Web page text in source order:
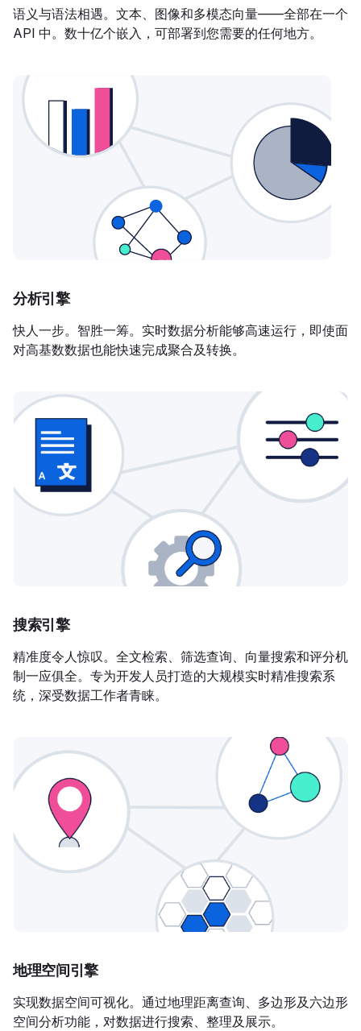
语义与语法相遇。文本、图像和多模态向量——全部在一个
API 中。数十亿个嵌入，可部署到您需要的任何地方。
分析引擎
快人一步。智胜一筹。实时数据分析能够高速运行，即使面
对高基数数据也能快速完成聚合及转换。
搜索引擎
精准度令人惊叹。全文检索、筛选查询、向量搜索和评分机
制一应俱全。专为开发人员打造的大规模实时精准搜索系
统，深受数据工作者青睐。
地理空间引擎
实现数据空间可视化。通过地理距离查询、多边形及六边形
空间分析功能，对数据进行搜索、整理及展示。